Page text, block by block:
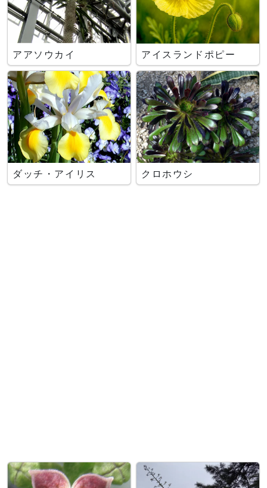
アアソウカイ アイスランドポピー
ダッチ・アイリス クロホウシ